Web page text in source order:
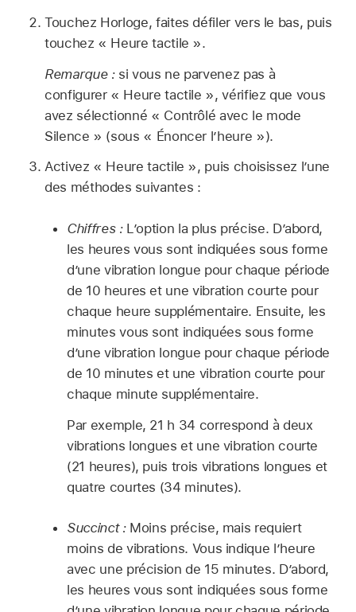
Touchez Horloge, faites défiler vers le bas, puis
touchez « Heure tactile ».
Remarque : si vous ne parvenez pas à
configurer « Heure tactile », vérifiez que vous
avez sélectionné « Contrôlé avec le mode
Silence » (sous « Énoncer l’heure »).
Activez « Heure tactile », puis choisissez l’une
des méthodes suivantes :
Chiffres : L’option la plus précise. D’abord,
les heures vous sont indiquées sous forme
d’une vibration longue pour chaque période
de 10 heures et une vibration courte pour
chaque heure supplémentaire. Ensuite, les
minutes vous sont indiquées sous forme
d’une vibration longue pour chaque période
de 10 minutes et une vibration courte pour
chaque minute supplémentaire.
Par exemple, 21 h 34 correspond à deux
vibrations longues et une vibration courte
(21 heures), puis trois vibrations longues et
quatre courtes (34 minutes).
Succinct : Moins précise, mais requiert
moins de vibrations. Vous indique l’heure
avec une précision de 15 minutes. D’abord,
les heures vous sont indiquées sous forme